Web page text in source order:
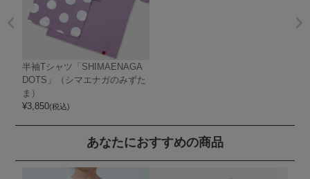
半袖Tシャツ「SHIMAENAGA
DOTS」（シマエナガのみずた
ま）
¥3,850(税込)
あなたにおすすめの商品